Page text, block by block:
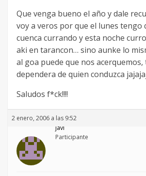
Que venga bueno el año y dale
voy a veros por que el lunes tengo
cuenca currando y esta noche
aki en tarancon… sino aunke lo
al goa puede que nos acerquemos,
dependera de quien conduzca
Saludos f*ck!!!!
2 enero, 2006 a las 9:52
javi
Participante